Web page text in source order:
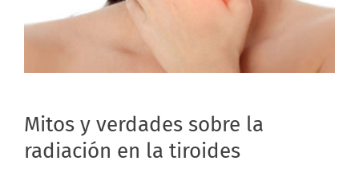
Mitos y verdades sobre la
radiación en la tiroides